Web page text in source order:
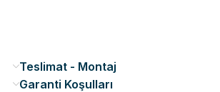
Teslimat - Montaj
Garanti Koşulları